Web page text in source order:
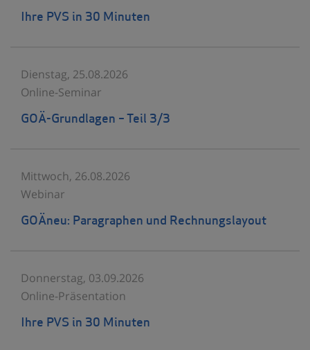
Ihre PVS in 30 Minuten
Dienstag, 25.08.2026
Online-Seminar
GOÄ-Grundlagen – Teil 3/3
Mittwoch, 26.08.2026
Webinar
GOÄneu: Paragraphen und Rechnungslayout
Donnerstag, 03.09.2026
Online-Präsentation
Ihre PVS in 30 Minuten